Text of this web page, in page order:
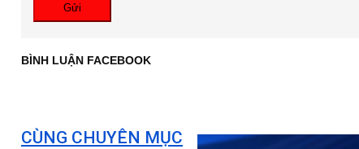
Gửi
BÌNH LUẬN FACEBOOK
CÙNG CHUYÊN MỤC